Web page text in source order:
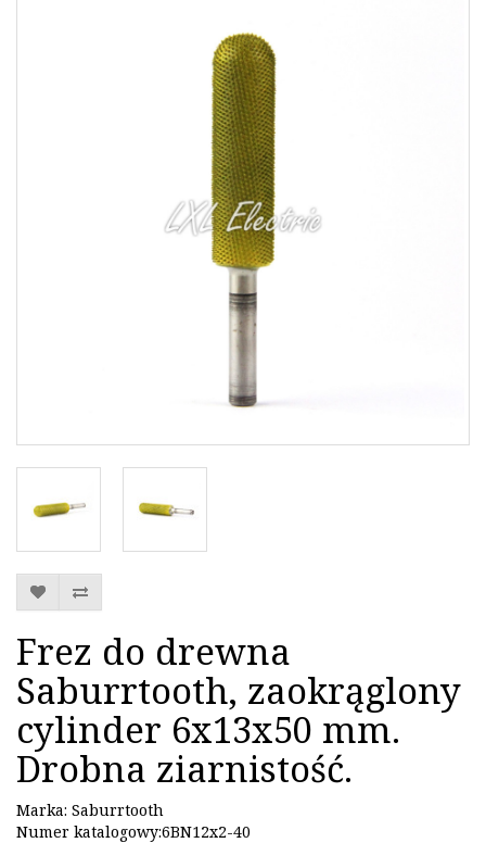
Frez do drewna
Saburrtooth, zaokrąglony
cylinder 6x13x50 mm.
Drobna ziarnistość.
Marka: Saburrtooth
Numer katalogowy:6BN12x2-40